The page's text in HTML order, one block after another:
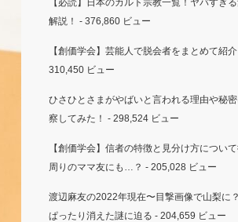
【必読】日本のカルト宗教一覧！ヤバすぎ
解説！ - 376,860 ビュー
【創価学会】芸能人で脱会者をまとめて紹介
310,450 ビュー
ひさひとさまがやばいと言われる理由や秘
察してみた！ - 298,524 ビュー
【創価学会】信者の特徴と見分け方について
周りのママ友にも…？ - 205,028 ビュー
渡辺麻友の2022年現在〜目撃画像で山梨に
ぱったり消えた謎に迫る - 204,659 ビュー